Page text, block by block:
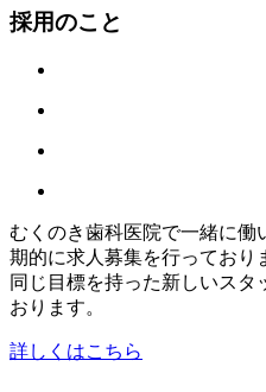
採用のこと
むくのき歯科医院で一緒に働
期的に求人募集を行っており
同じ目標を持った新しいスタ
おります。
詳しくはこちら